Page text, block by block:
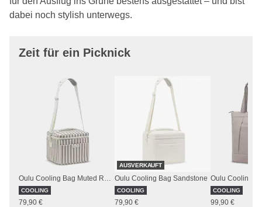
dabei noch stylish unterwegs.
Zeit für ein Picknick
COOLING
79,90 €
AUSVERKAUFT
Oulu Cooling Bag Sandstone
COOLING
79,90 €
COOLING
99,90 €